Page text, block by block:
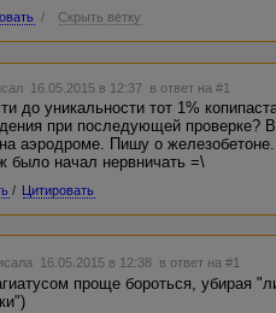
/ Скрыть ветку
16.05.2015 в 12:37 в ответ на #1
до уникальности тот 1%
при последующей
аэродроме. Пишу о
было начал нервничать =\
/ Цитировать
16.05.2015 в 12:38 в ответ на #1
проще бороться, убирая